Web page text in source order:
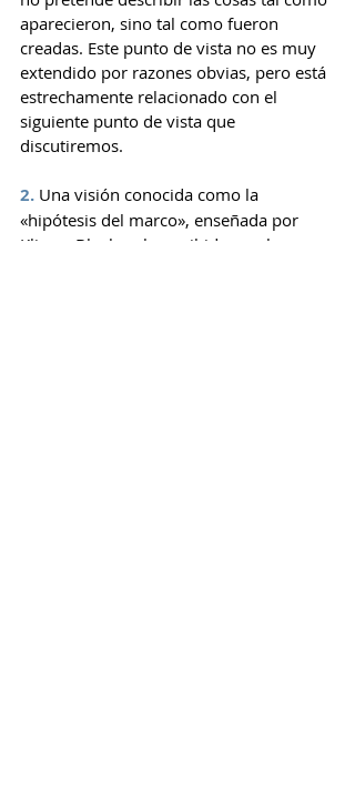
aparecieron, sino tal como fueron
creadas. Este punto de vista no es muy
extendido por razones obvias, pero está
estrechamente relacionado con el
siguiente punto de vista que
discutiremos.
2. Una visión conocida como la
«hipótesis del marco», enseñada por
Kline y Blocher, ha recibido mucha